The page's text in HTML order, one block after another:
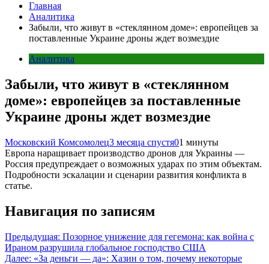
Главная
Аналитика
Забыли, что живут в «стеклянном доме»: европейцев за
поставленные Украине дроны ждет возмездие
Аналитика
Забыли, что живут в «стеклянном
доме»: европейцев за поставленные
Украине дроны ждет возмездие
Московский Комсомолец3 месяца спустя01 минуты
Европа наращивает производство дронов для Украины —
Россия предупреждает о возможных ударах по этим объектам.
Подробности эскалации и сценарии развития конфликта в
статье.
Навигация по записям
Предыдущая: Позорное унижение для гегемона: как война с
Ираном разрушила глобальное господство США
Далее: «За деньги — да»: Хазин о том, почему некоторые